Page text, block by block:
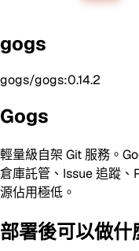
gogs
gogs/gogs:0.14.2
Gogs
輕量級自架 Git 服務。
倉庫託管、Issue 追蹤
源佔用極低。
部署後可以做什